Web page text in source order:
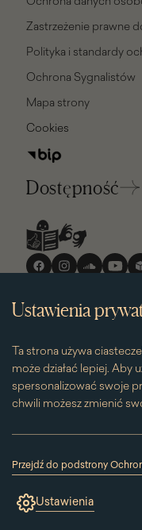
Ustawienia
Ta strona używa
może działać lepiej. Aby uzyskać więcej informacji i
spersonalizować swoje
chwili możesz zmienić
używanie plików
„Cookies” znajdującą się
Przesuwając suwak w
konkretne ciasteczko.
wyłączasz taką zgodę.
Przejdź do podstrony
(link
się
Ustawienia
Zastrzeżenie prawne
Polityka i standardy
Ochrona Sygnalistów
Mapa strony
Cookies
Dostępność
Media
społecznościowe